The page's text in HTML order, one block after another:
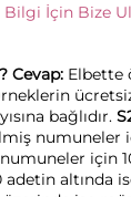
Bilgi İçin Bize
Cevap: Elbette
bağlıdır.
numuneler
için
altında